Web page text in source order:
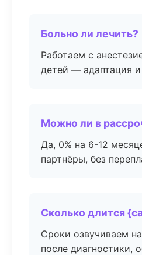
Больно ли лечить?
Работаем с
детей — адаптация и
Можно ли в
Да, 0% на 6-12
партнёры, без
Сколько длится
Сроки озвучиваем
после диагностики,